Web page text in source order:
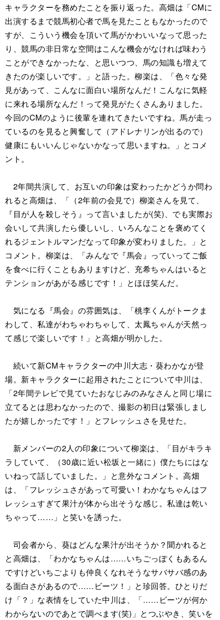
キャラクターを務めたことを振り返った。高畑は「CMに
出演するまで競馬初心者で馬を見たこともなかったので
すが、こういう機会を頂いて馬がかわいいなって思った
り、競馬の非日常な空間はこんな機会がなければ味わう
ことができなかったな、と思いつつ、馬の知識も増えて
きたのが楽しいです。」と語った。柳楽は、「色々な発
見があって、こんなに面白い場所なんだ！こんなに気軽
に来れる場所なんだ！って発見がたくさんありました。
今回のCMのように後輩を連れてきたいですね。馬が走っ
ているのを見ると興奮して（アドレナリンが出るので）
健康にもいいんじゃないかなって思いますね。」とコメ
ント。
2年間共演して、お互いの印象は変わったかどうか問わ
れると高畑は、「（2年前の会見で）柳楽さんを見て、
『目が人を殺しそう』って言いましたが(笑)、でも実際お
会いして共演したら優しいし、いろんなことを褒めてく
れるジェントルマンだなって印象が変わりました。」と
コメント。柳楽は、「みんなで『馬会』っていってご飯
を食べに行くこともありますけど、充希ちゃんはいると
テンションがあがる感じです！」とほほ笑んだ。
気になる『馬会』の雰囲気は、「桃李くんがトークま
わして、私達がわちゃわちゃして、太鳳ちゃんが天然っ
て感じで楽しいです！」と高畑が明かした。
続いて新CMキャラクターの中川大志・葵わかなが登
場。新キャラクターに起用されたことについて中川は、
「2年間テレビで見ていたおなじみのみなさんと同じ場に
立てるとは思わなかったので、撮影の初日は緊張しまし
たが嬉しかったです！」とフレッシュさを見せた。
新メンバーの2人の印象について柳楽は、「目がキラキ
ラしていて、（30歳に近い松坂と一緒に）僕たちにはな
いねって話していました。」と意外なコメント。高畑
は、「フレッシュさがあって可愛い！わかなちゃんはフ
レッシュすぎて果汁が体から出そうな感じ。私達は乾い
ちゃって……」と笑いを誘った。
司会者から、葵はどんな果汁が出そうか？聞かれると
と高畑は、「わかなちゃんは……いちごっぽくもあるん
ですけどいちごよりも仲良くなれそうなサバサバ感のあ
る面白さがあるので……ビーツ！」と珍回答。ひとりだ
け「？」な表情をしていた中川は、「……ビーツが何か
わからないのであとで調べます(笑)」とつぶやき、笑いを